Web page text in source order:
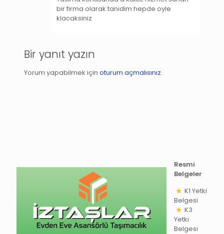
bir firma olarak tanidim hepde oyle
klacaksiniz
Bir yanıt yazın
Yorum yapabilmek için oturum açmalısınız.
Resmi
Belgeler
K1 Yetki
Belgesi
K3
Yetki
Belgesi